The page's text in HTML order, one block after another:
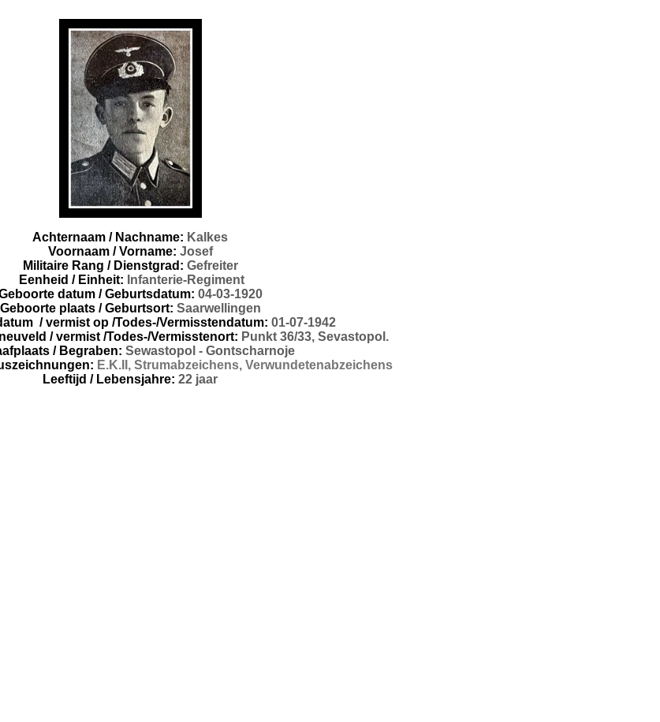
Achternaam / Nachname: Kalkes
Voornaam / Vorname: Josef
Militaire Rang / Dienstgrad: Gefreiter
Eenheid / Einheit: Infanterie-Regiment
datum / Geburtsdatum: 04-03-1920
Geboorte plaats / Geburtsort: Saarwellingen
/vermist op /Todes-/Vermisstendatum: 01-07-1942
/ vermist /Todes-/Vermisstenort: Punkt 36/33, Sevastopol.
/ Begraben: Sewastopol - Gontscharnoje
E.K.II, Strumabzeichens, Verwundetenabzeichens
Leeftijd / Lebensjahre: 22 jaar